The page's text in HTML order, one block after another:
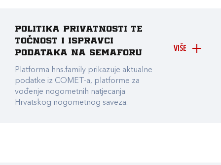
VIŠE
Politika privatnosti te
točnost i ispravci
podataka na Semaforu
Platforma hns.family prikazuje aktualne
podatke iz COMET-a, platforme za
vođenje nogometnih natjecanja
Hrvatskog nogometnog saveza.